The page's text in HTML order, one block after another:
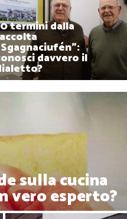
termini dalla
davvero il
sulla cucina
vero esperto?